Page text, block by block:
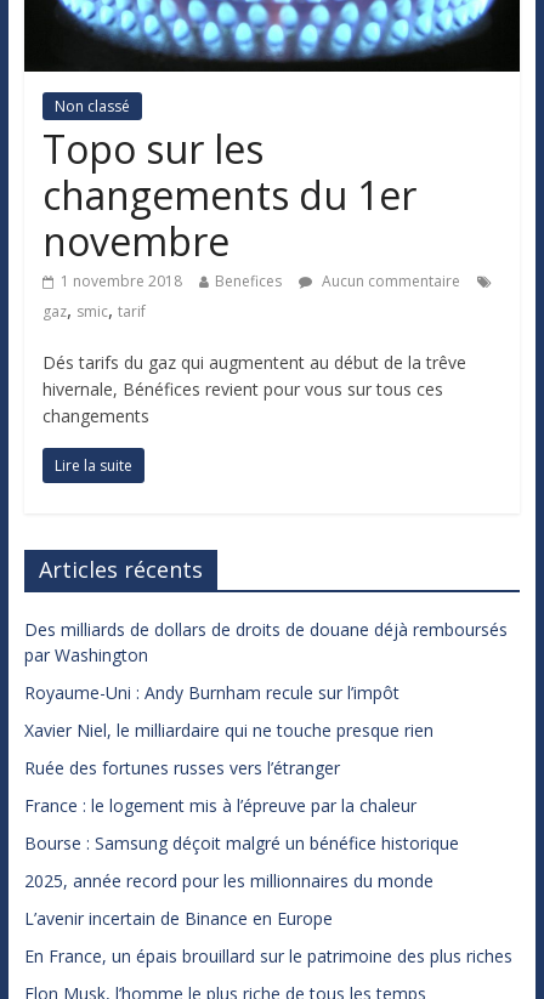
Non classé
Topo sur les
changements du 1er
novembre
1 novembre 2018 Benefices
Aucun commentaire
gaz, smic, tarif
Dés tarifs du gaz qui augmentent au début de la trêve
hivernale, Bénéfices revient pour vous sur tous ces
changements
Lire la suite
Articles récents
Des milliards de dollars de droits de douane déjà remboursés
par Washington
Royaume-Uni : Andy Burnham recule sur l’impôt
Xavier Niel, le milliardaire qui ne touche presque rien
Ruée des fortunes russes vers l’étranger
France : le logement mis à l’épreuve par la chaleur
Bourse : Samsung déçoit malgré un bénéfice historique
2025, année record pour les millionnaires du monde
L’avenir incertain de Binance en Europe
En France, un épais brouillard sur le patrimoine des plus riches
Elon Musk, l’homme le plus riche de tous les temps